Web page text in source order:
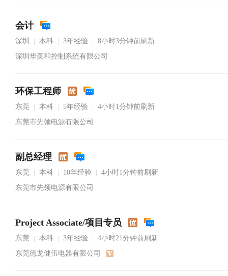
会计
深圳 本科 3年经验
8小时3分钟前刷新
深圳华美和控制系统有限公司
环保工程师
东莞 本科 5年经验
4小时1分钟前刷新
东莞市先领电源有限公司
副总经理
东莞 本科 10年经验
4小时1分钟前刷新
东莞市先领电源有限公司
Project Associate/项目专员
东莞 本科 3年经验
4小时21分钟前刷新
东莞德龙健伍电器有限公司